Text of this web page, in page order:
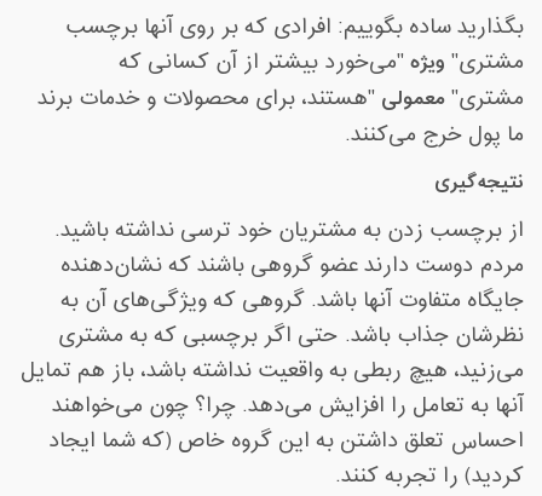
بگذارید ساده بگوییم: افرادی که بر روی آنها برچسب
مشتری" ویژه "می‌خورد بیشتر از آن کسانی که
مشتری"معمولی "هستند، برای محصولات و خدمات برند
ما پول خرج می‌کنند.
نتیجه‌گیری
از برچسب زدن به مشتریان خود ترسی نداشته باشید.
مردم دوست دارند عضو گروهی باشند که نشان‌دهنده
جایگاه متفاوت آنها باشد. گروهی که ویژگی‌های آن به
نظرشان جذاب باشد. حتی اگر برچسبی که به مشتری
می‌زنید، هیچ ربطی به واقعیت نداشته باشد، باز هم تمایل
آنها به تعامل را افزایش می‌دهد. چرا؟ چون می‌خواهند
احساس تعلق داشتن به این گروه خاص (که شما ایجاد
کردید) را تجربه کنند.